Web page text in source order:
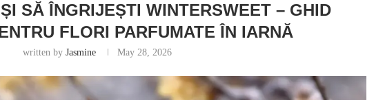
SĂ ÎNGRIJEȘTI WINTERSWEET – GHID
FLORI PARFUMATE ÎN IARNĂ
written by Jasmine May 28, 2026